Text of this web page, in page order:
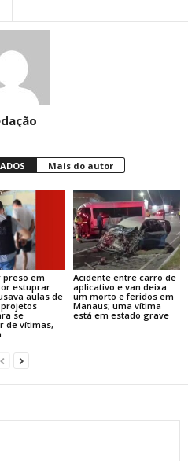
Mais do autor
preso em
estuprar
aulas de
se
de vítimas,
Acidente entre carro de
aplicativo e van deixa
um morto e feridos em
Manaus; uma vítima
está em estado grave